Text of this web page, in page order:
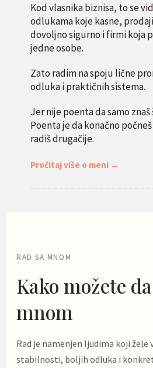
Kod vlasnika biznisa, to se
odlukama koje kasne,
dovoljno sigurno i firmi koja
jedne osobe.
Zato radim na spoju lične
odluka i praktičnih sistema.
Jer nije poenta da samo
Poenta je da konačno
radiš drugačije.
Pročitaj više o meni →
RAD SA MNOM
Kako možete
mnom
Rad je namenjen ljudima koji žele
stabilnosti, boljih odluka i